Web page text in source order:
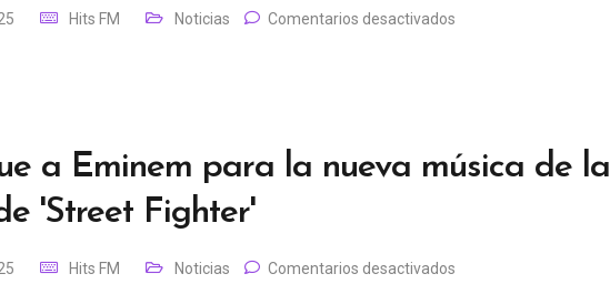
Hits FM Noticias Comentarios desactivados
a Eminem para la nueva música de la
'Street Fighter'
Hits FM Noticias Comentarios desactivados